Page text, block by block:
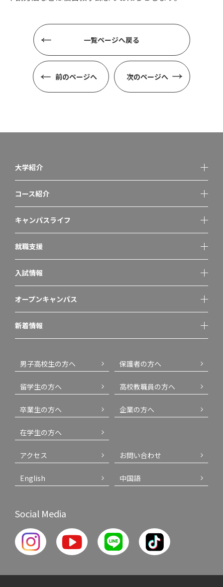
前のページへ
一覧ページへ戻る
次のページへ
大学紹介
コース紹介
キャンパスライフ
就職支援
入試情報
オープンキャンパス
新着情報
男子高校生の方へ 保護者の方へ
留学生の方へ 高校教職員の方へ
卒業生の方へ 企業の方へ
在学生の方へ
アクセス お問い合わせ
English 中国語
Social Media